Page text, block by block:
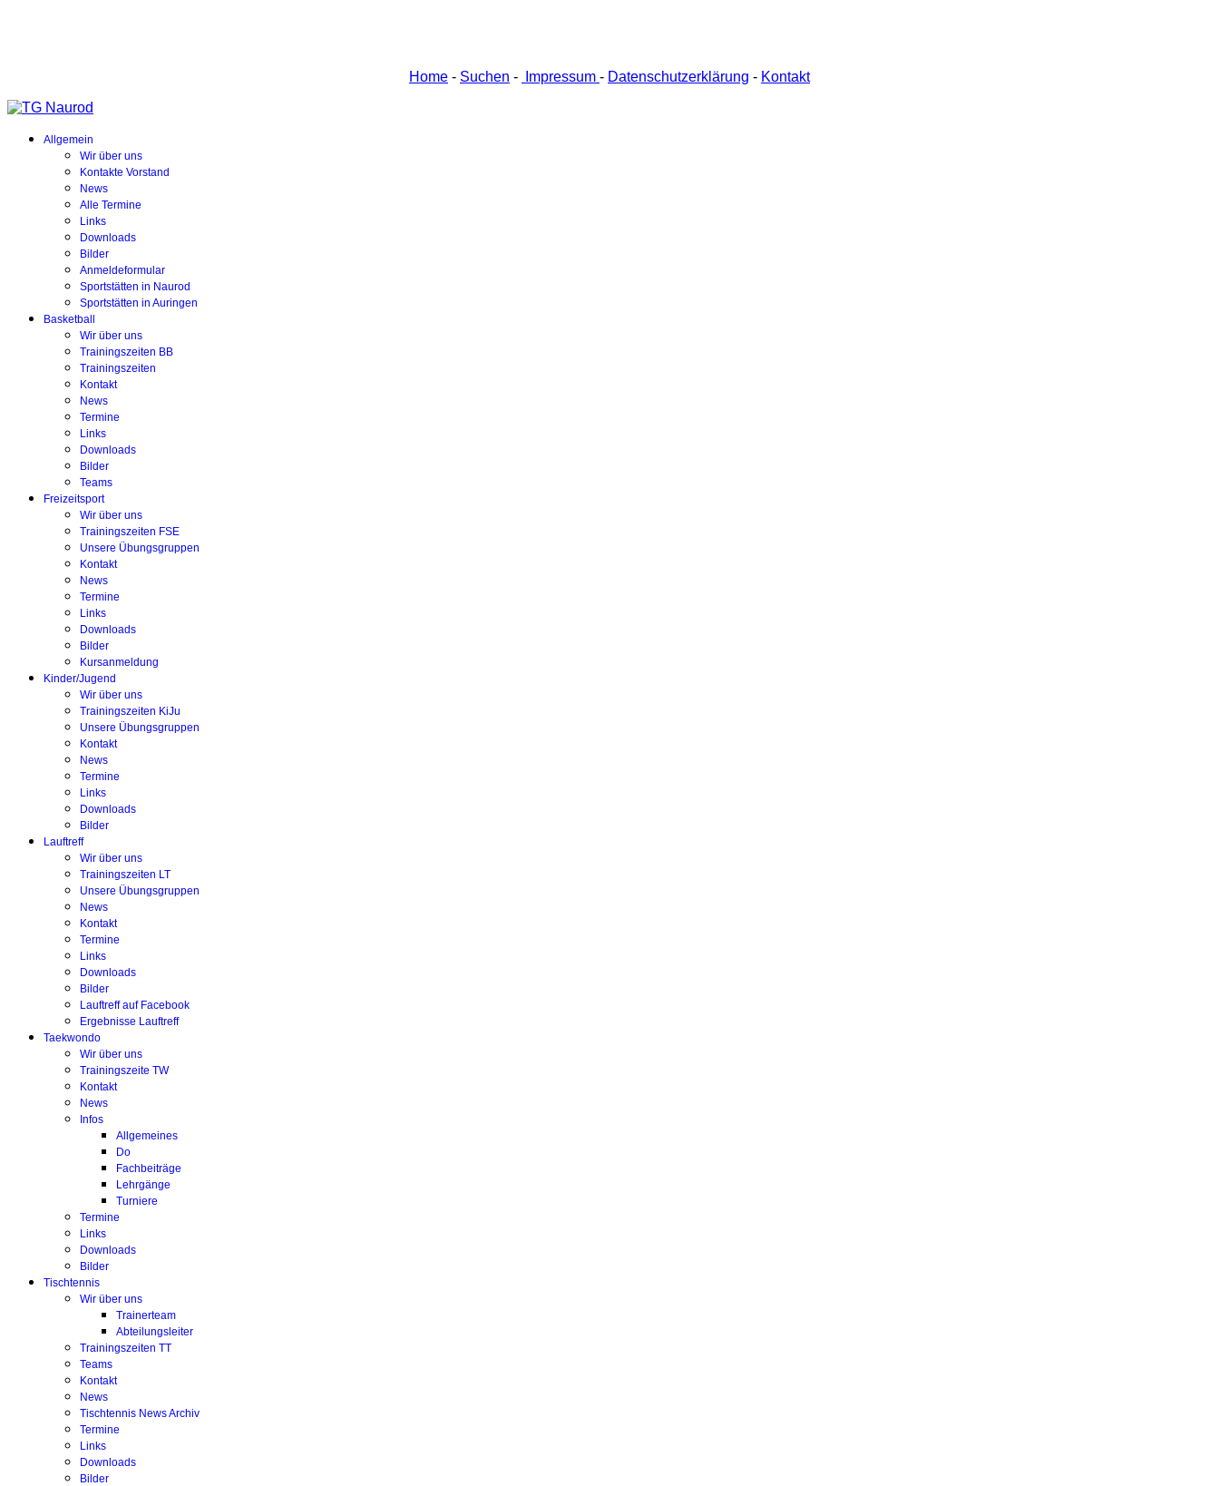
Home - Suchen - Impressum - Datenschutzerklärung - Kontakt
Allgemein
Wir über uns
Kontakte Vorstand
News
Alle Termine
Links
Downloads
Bilder
Anmeldeformular
Sportstätten in Naurod
Sportstätten in Auringen
Basketball
Wir über uns
Trainingszeiten BB
Trainingszeiten
Kontakt
News
Termine
Links
Downloads
Bilder
Teams
Freizeitsport
Wir über uns
Trainingszeiten FSE
Unsere Übungsgruppen
Kontakt
News
Termine
Links
Downloads
Bilder
Kursanmeldung
Kinder/Jugend
Wir über uns
Trainingszeiten KiJu
Unsere Übungsgruppen
Kontakt
News
Termine
Links
Downloads
Bilder
Lauftreff
Wir über uns
Trainingszeiten LT
Unsere Übungsgruppen
News
Kontakt
Termine
Links
Downloads
Bilder
Lauftreff auf Facebook
Ergebnisse Lauftreff
Taekwondo
Wir über uns
Trainingszeite TW
Kontakt
News
Infos
Allgemeines
Do
Fachbeiträge
Lehrgänge
Turniere
Termine
Links
Downloads
Bilder
Tischtennis
Wir über uns
Trainerteam
Abteilungsleiter
Trainingszeiten TT
Teams
Kontakt
News
Tischtennis News Archiv
Termine
Links
Downloads
Bilder